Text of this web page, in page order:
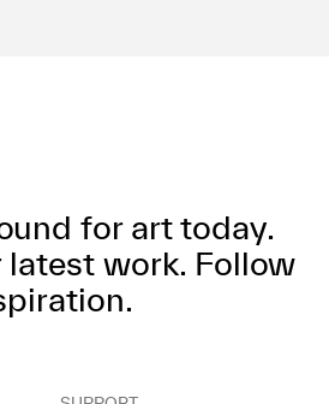
for art today.
latest work. Follow